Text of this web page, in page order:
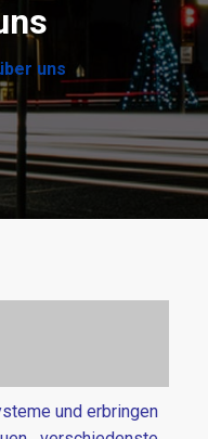
uns
und erbringen